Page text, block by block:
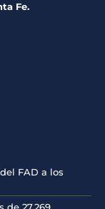
Fe.
FAD a los